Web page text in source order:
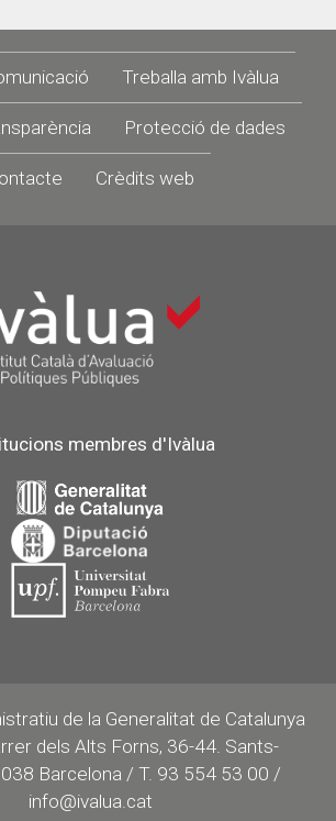
Treballa amb Ivàlua
Protecció de dades
Crèdits web
membres d'Ivàlua
de la Generalitat de Catalunya
dels Alts Forns, 36-44. Sants-
Barcelona / T. 93 554 53 00 /
info@ivalua.cat